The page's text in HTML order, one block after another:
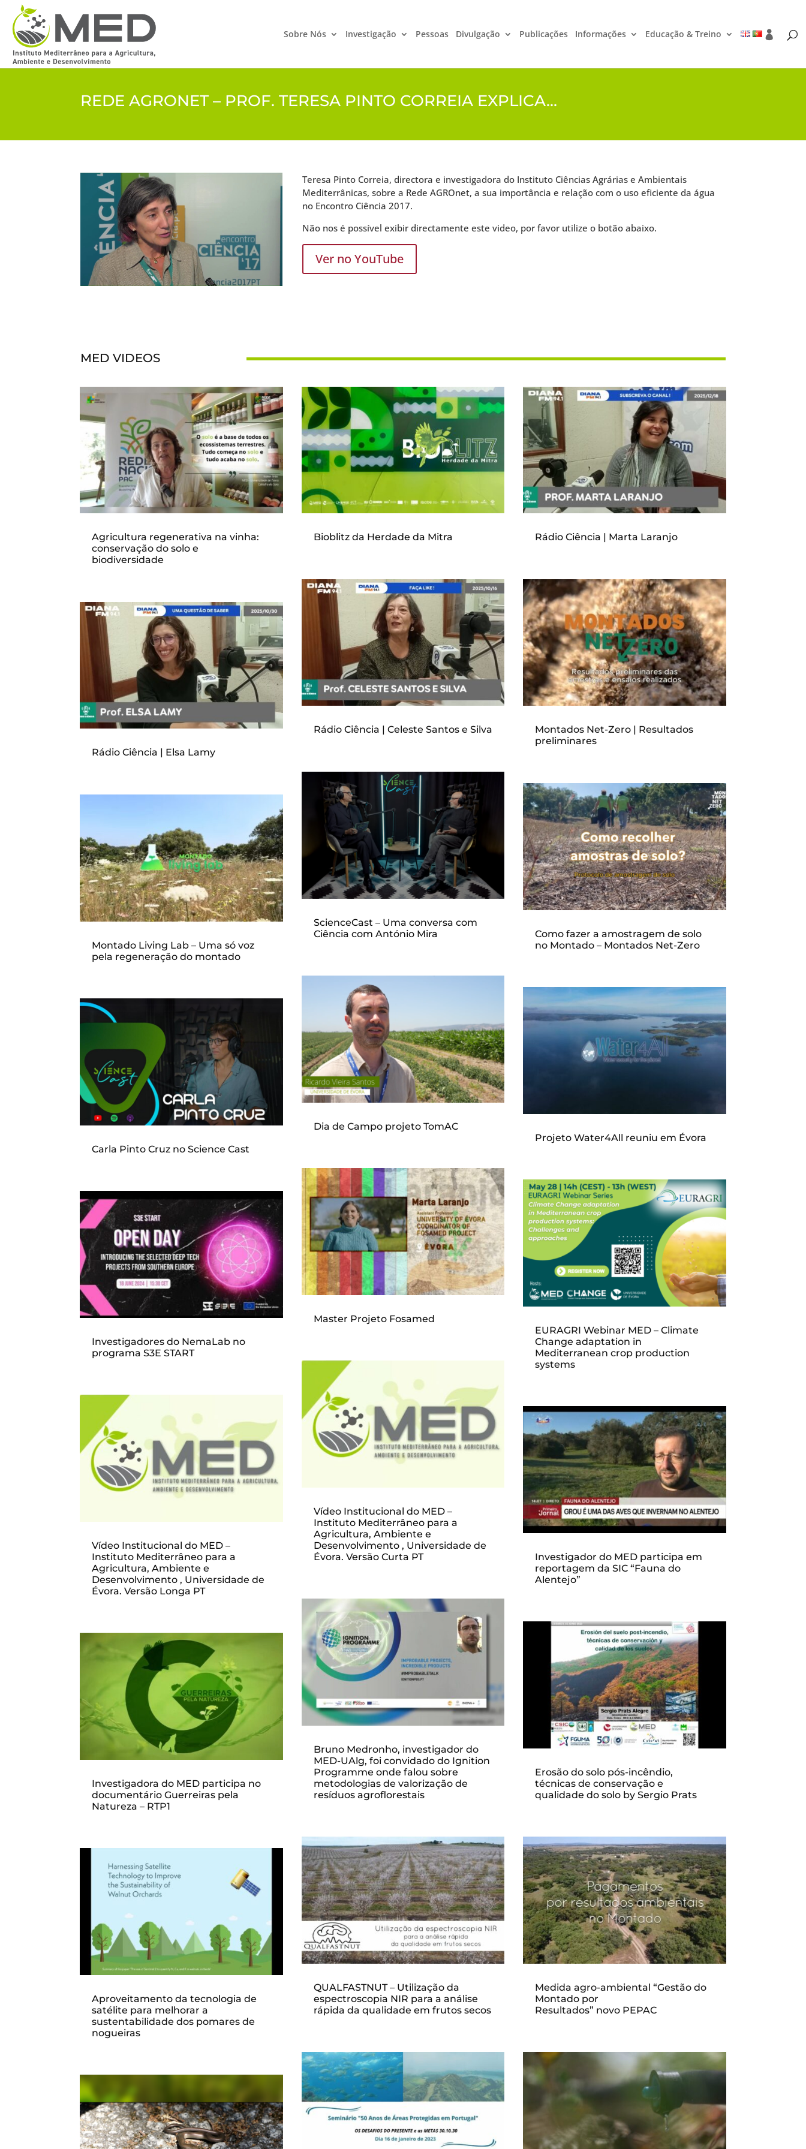
Sobre Nós Investigação Pessoas Divulgação Publicações Informações Educação & Treino
REDE AGRONET – PROF. TERESA PINTO CORREIA EXPLICA…
Teresa Pinto Correia, directora e investigadora do Instituto Ciências Agrárias e Ambientais
Mediterrânicas, sobre a Rede AGROnet, a sua importância e relação com o uso eficiente da água
no Encontro Ciência 2017.
Não nos é possível exibir directamente este video, por favor utilize o botão abaixo.
Ver no YouTube
MED VIDEOS
Agricultura regenerativa na vinha:
conservação do solo e
biodiversidade
Rádio Ciência | Elsa Lamy
Montado Living Lab – Uma só voz
pela regeneração do montado
Carla Pinto Cruz no Science Cast
Investigadores do NemaLab no
programa S3E START
Vídeo Institucional do MED –
Instituto Mediterrâneo para a
Agricultura, Ambiente e
Desenvolvimento , Universidade de
Évora. Versão Longa PT
Investigadora do MED participa no
documentário Guerreiras pela
Natureza – RTP1
Aproveitamento da tecnologia de
satélite para melhorar a
sustentabilidade dos pomares de
nogueiras
Bioblitz da Herdade da Mitra
Rádio Ciência | Celeste Santos e Silva
ScienceCast – Uma conversa com
Ciência com António Mira
Dia de Campo projeto TomAC
Master Projeto Fosamed
Vídeo Institucional do MED –
Instituto Mediterrâneo para a
Agricultura, Ambiente e
Desenvolvimento , Universidade de
Évora. Versão Curta PT
Bruno Medronho, investigador do
MED-UAlg, foi convidado do Ignition
Programme onde falou sobre
metodologias de valorização de
resíduos agroflorestais
QUALFASTNUT – Utilização da
espectroscopia NIR para a análise
rápida da qualidade em frutos secos
Rádio Ciência | Marta Laranjo
Montados Net-Zero | Resultados
preliminares
Como fazer a amostragem de solo
no Montado – Montados Net-Zero
Projeto Water4All reuniu em Évora
EURAGRI Webinar MED – Climate
Change adaptation in
Mediterranean crop production
systems
Investigador do MED participa em
reportagem da SIC “Fauna do
Alentejo”
Erosão do solo pós-incêndio,
técnicas de conservação e
qualidade do solo by Sergio Prats
Medida agro-ambiental “Gestão do
Montado por
Resultados” novo PEPAC